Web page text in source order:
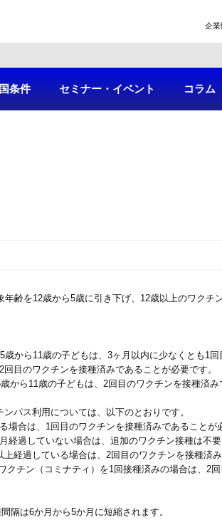
企業
条件 セミナー・イベント コラム
齢を12歳から5歳に引き下げ、12歳以上のワクチ
から11歳の子どもは、3ヶ月以内に少なくとも1
目のワクチンを接種済みであることが必要です。
から11歳の子どもは、2回目のワクチンを接種済み
パス利用については、以下のとおりです。
合は、1回目のワクチンを接種済みであることが
経過していない場合は、追加のワクチン接種は不要
経過している場合は、2回目のワクチンを接種済
チン（コミナティ）を1回接種済みの場合は、2回
隔は6か月から5か月に短縮されます。